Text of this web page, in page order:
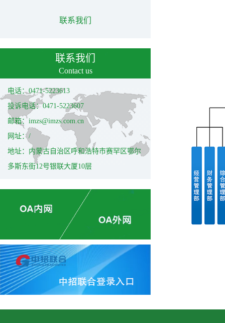
联系我们
联系我们
Contact us
电话：0471-5223613
投诉电话：0471-5223607
邮箱：imzs@imzs.com.cn
网址：/
地址：内蒙古自治区呼和浩特市赛罕区鄂尔
多斯东街12号银联大厦10层